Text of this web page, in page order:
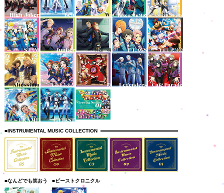
■INSTRUMENTAL MUSIC COLLECTION
■なんどでも笑おう ■ビーストクロニクル